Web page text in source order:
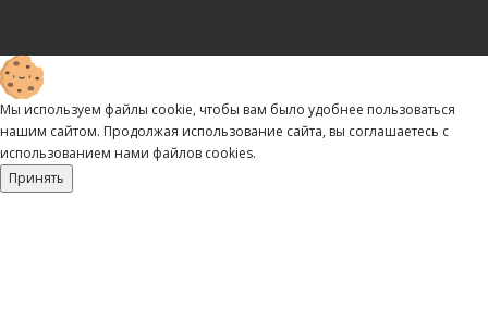
Мы используем файлы cookie, чтобы вам было удобнее пользоваться
нашим сайтом. Продолжая использование сайта, вы соглашаетесь c
использованием нами файлов cookies.
Принять